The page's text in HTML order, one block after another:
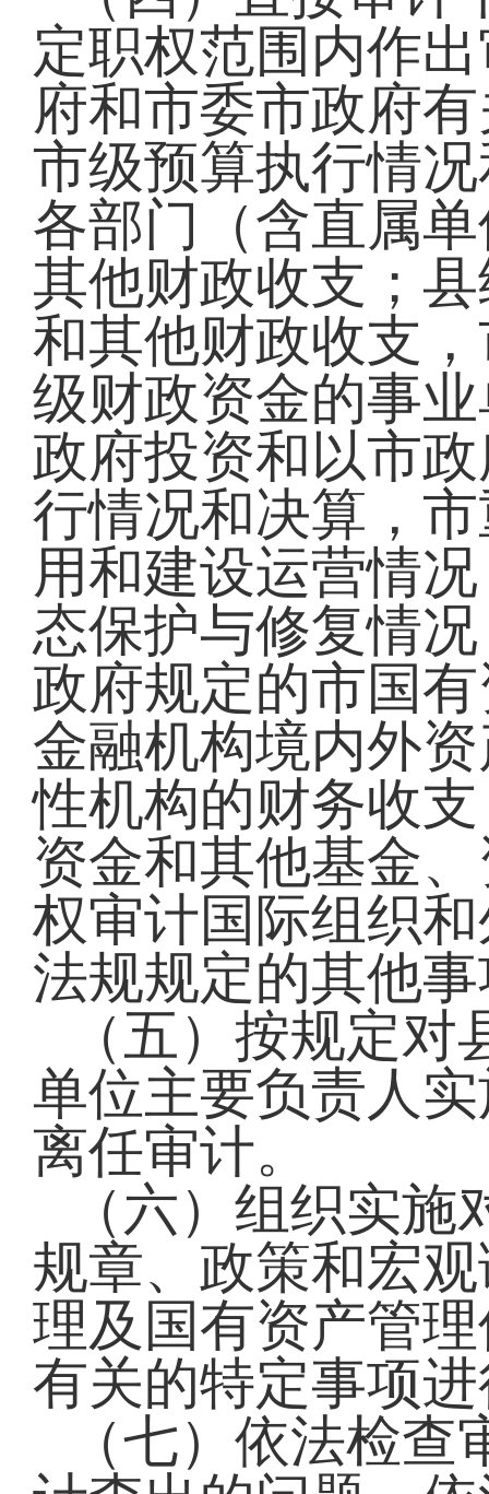
定职权范围内作
府和市委市政府
市级预算执行情
各部门（含直属
其他财政收支；
和其他财政收支
级财政资金的事
政府投资和以市
行情况和决算，
用和建设运营情
态保护与修复情况
政府规定的市国
金融机构境内外
性机构的财务收
资金和其他基金
权审计国际组织
法规规定的其他
（五）按规定
单位主要负责人
离任审计。
（六）组织实
规章、 政策和宏
理及国有资产管
有关的特定事项
（七）依法检